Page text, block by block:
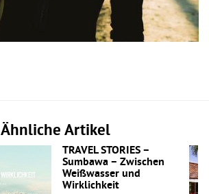
Ähnliche Artikel
TRAVEL STORIES –
Sumbawa – Zwischen
Weißwasser und
Wirklichkeit